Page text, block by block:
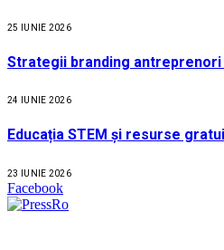
25 IUNIE 2026
Strategii branding antreprenori
24 IUNIE 2026
Educația STEM și resurse
23 IUNIE 2026
Facebook